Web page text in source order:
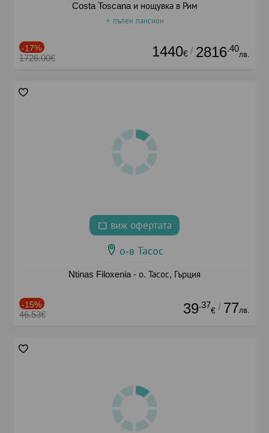
Costa Toscana и нощувка в Рим
+ пълен пансион
-17%
1726.00€ 1440€ / 2816.40
лв.
виж офертата
о-в Тасос
Ntinas Filoxenia - о. Тасос, Гърция
-15%
46.53€ 39.37
€ / 77лв.